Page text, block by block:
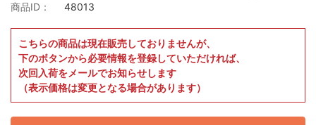
商品ID： 48013
こちらの商品は現在販売しておりませんが、
下のボタンから必要情報を登録していただければ、
次回入荷をメールでお知らせします
（表示価格は変更となる場合があります）